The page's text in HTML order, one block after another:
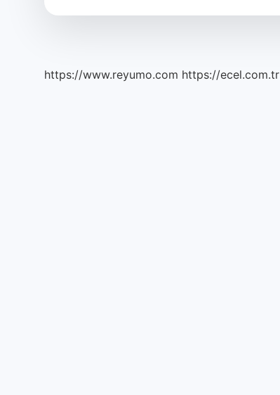
https://www.reyumo.com https://ecel.com.tr